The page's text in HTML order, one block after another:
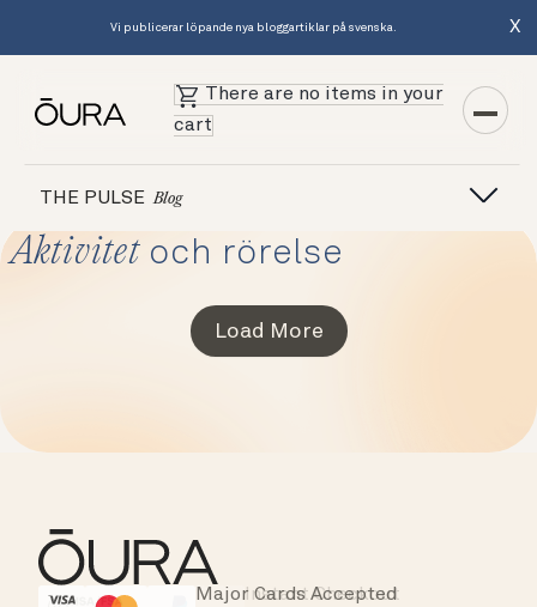
Vi publicerar löpande nya bloggartiklar på svenska. X
There are no items in your
cart
THE PULSE Blog
Aktivitetoch rörelse
Load More
Instant Checkout
Major Cards Accepted